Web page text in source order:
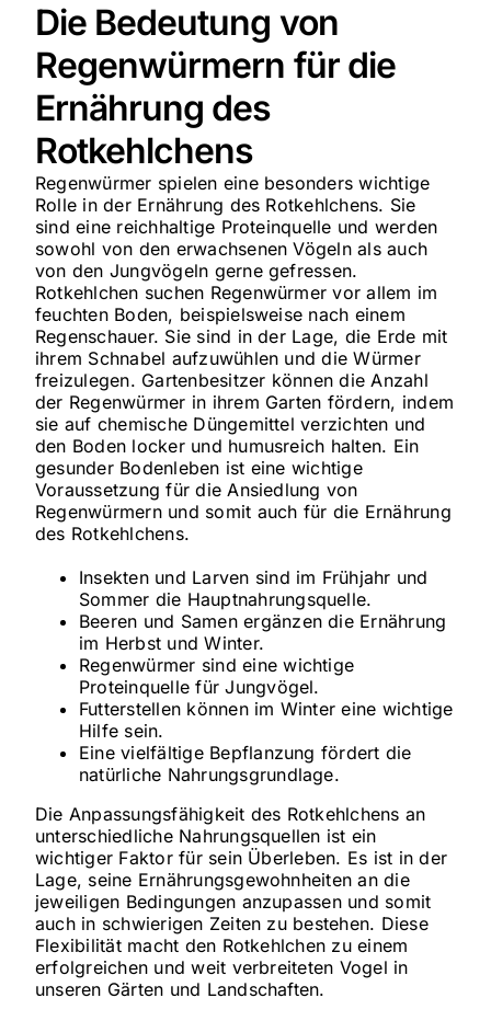
Die Bedeutung von
Regenwürmern für die
Ernährung des
Rotkehlchens
Regenwürmer spielen eine besonders wichtige
Rolle in der Ernährung des Rotkehlchens. Sie
sind eine reichhaltige Proteinquelle und werden
sowohl von den erwachsenen Vögeln als auch
von den Jungvögeln gerne gefressen.
Rotkehlchen suchen Regenwürmer vor allem im
feuchten Boden, beispielsweise nach einem
Regenschauer. Sie sind in der Lage, die Erde mit
ihrem Schnabel aufzuwühlen und die Würmer
freizulegen. Gartenbesitzer können die Anzahl
der Regenwürmer in ihrem Garten fördern, indem
sie auf chemische Düngemittel verzichten und
den Boden locker und humusreich halten. Ein
gesunder Bodenleben ist eine wichtige
Voraussetzung für die Ansiedlung von
Regenwürmern und somit auch für die Ernährung
des Rotkehlchens.
Insekten und Larven sind im Frühjahr und
Sommer die Hauptnahrungsquelle.
Beeren und Samen ergänzen die Ernährung
im Herbst und Winter.
Regenwürmer sind eine wichtige
Proteinquelle für Jungvögel.
Futterstellen können im Winter eine wichtige
Hilfe sein.
Eine vielfältige Bepflanzung fördert die
natürliche Nahrungsgrundlage.
Die Anpassungsfähigkeit des Rotkehlchens an
unterschiedliche Nahrungsquellen ist ein
wichtiger Faktor für sein Überleben. Es ist in der
Lage, seine Ernährungsgewohnheiten an die
jeweiligen Bedingungen anzupassen und somit
auch in schwierigen Zeiten zu bestehen. Diese
Flexibilität macht den Rotkehlchen zu einem
erfolgreichen und weit verbreiteten Vogel in
unseren Gärten und Landschaften.